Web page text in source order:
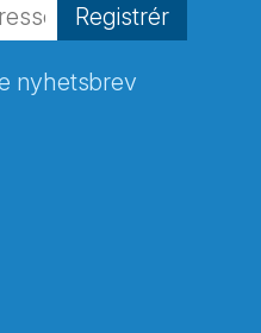
Registrér
nyhetsbrev